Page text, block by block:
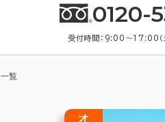
0120-
受付時間：9:00〜17:00（
覧